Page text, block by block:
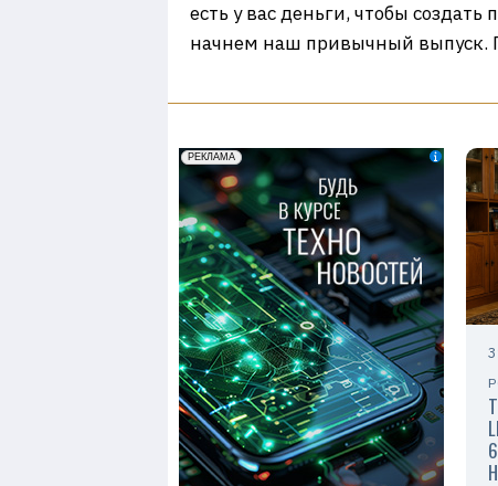
есть у вас деньги, чтобы
начнем наш привычный выпуск.